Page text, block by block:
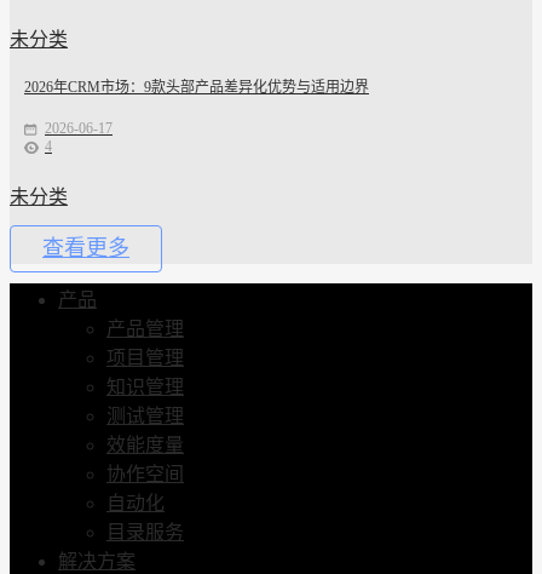
未分类
2026年CRM市场：9款头部产品差异化优势与适用边界
2026-06-17
4
未分类
查看更多
产品
产品管理
项目管理
知识管理
测试管理
效能度量
协作空间
自动化
目录服务
解决方案